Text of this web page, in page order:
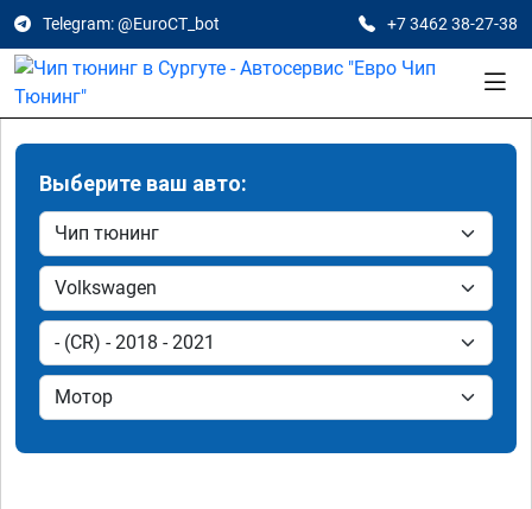
Telegram: @EuroCT_bot +7 3462 38-27-38
Выберите ваш авто: